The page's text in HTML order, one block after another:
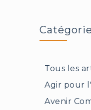
Tous les
Agir pour
Avenir